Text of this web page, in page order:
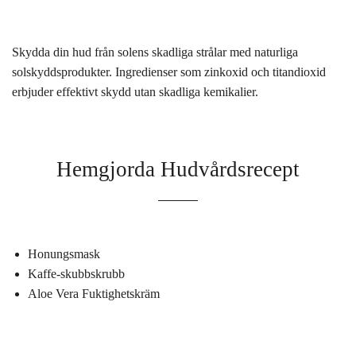
Skydda din hud från solens skadliga strålar med naturliga
solskyddsprodukter. Ingredienser som zinkoxid och titandioxid
erbjuder effektivt skydd utan skadliga kemikalier.
Hemgjorda Hudvårdsrecept
Honungsmask
Kaffe-skubbskrubb
Aloe Vera Fuktighetskräm